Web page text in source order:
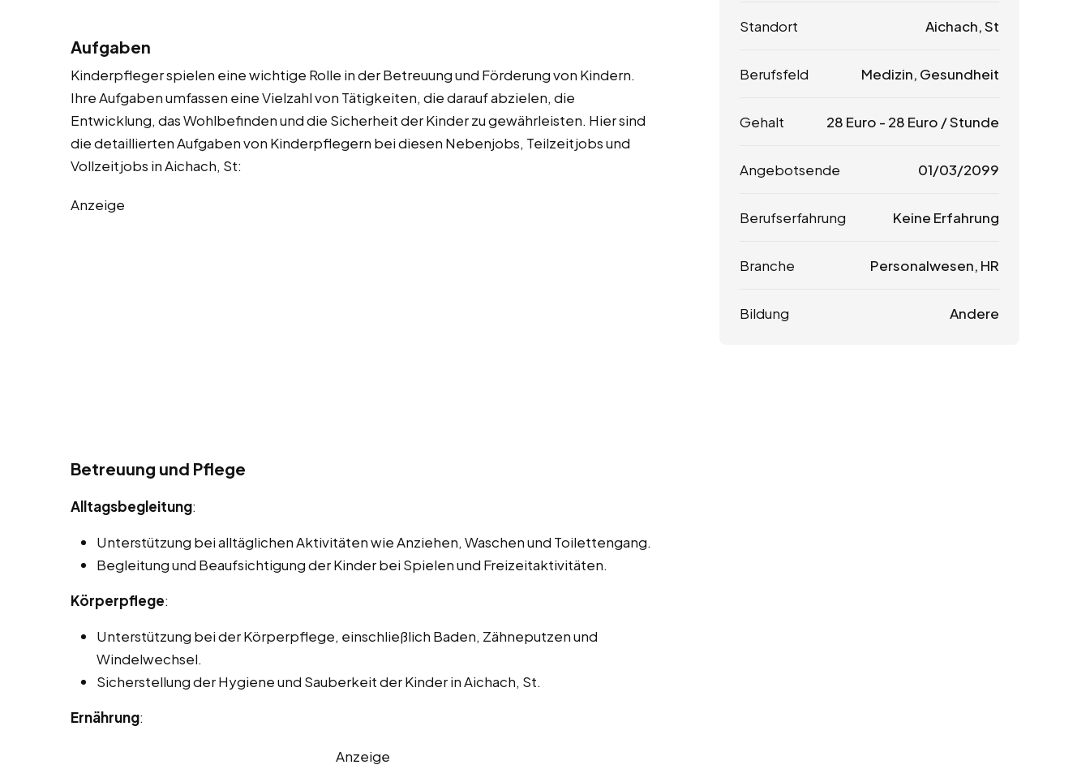
Aufgaben
Kinderpfleger spielen eine wichtige Rolle in der Betreuung und Förderung von Kindern.
Ihre Aufgaben umfassen eine Vielzahl von Tätigkeiten, die darauf abzielen, die
Entwicklung, das Wohlbefinden und die Sicherheit der Kinder zu gewährleisten. Hier sind
die detaillierten Aufgaben von Kinderpflegern bei diesen Nebenjobs, Teilzeitjobs und
Vollzeitjobs in Aichach, St:
Anzeige
Betreuung und Pflege
Alltagsbegleitung:
Unterstützung bei alltäglichen Aktivitäten wie Anziehen, Waschen und Toilettengang.
Begleitung und Beaufsichtigung der Kinder bei Spielen und Freizeitaktivitäten.
Körperpflege:
Unterstützung bei der Körperpflege, einschließlich Baden, Zähneputzen und
Windelwechsel.
Sicherstellung der Hygiene und Sauberkeit der Kinder in Aichach, St.
Ernährung:
Anzeige
Standort Aichach, St
Berufsfeld Medizin, Gesundheit
Gehalt 28 Euro - 28 Euro / Stunde
Angebotsende 01/03/2099
Berufserfahrung Keine Erfahrung
Branche Personalwesen, HR
Bildung Andere